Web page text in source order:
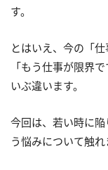
す。
とはいえ、今の「
「もう仕事が限界
いぶ違います。
今回は、若い時に
う悩みについて触れ